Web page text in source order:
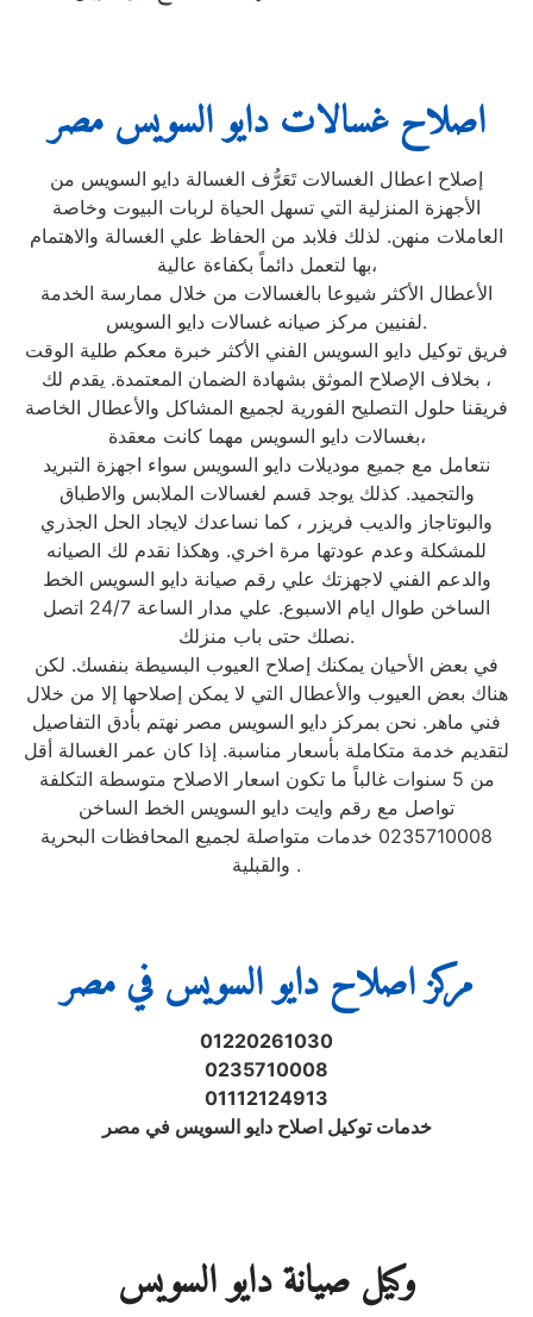
اصلاح غسالات دايو السويس مصر
إصلاح اعطال الغسالات تَعَرُّف الغسالة دايو السويس من
الأجهزة المنزلية التي تسهل الحياة لربات البيوت وخاصة
العاملات منهن. لذلك فلابد من الحفاظ علي الغسالة والاهتمام
بها لتعمل دائماً بكفاءة عالية،
الأعطال الأكثر شيوعا بالغسالات من خلال ممارسة الخدمة
لفنيين مركز صيانه غسالات دايو السويس.
فريق توكيل دايو السويس الفني الأكثر خبرة معكم طلية الوقت
، بخلاف الإصلاح الموثق بشهادة الضمان المعتمدة. يقدم لك
فريقنا حلول التصليح الفورية لجميع المشاكل والأعطال الخاصة
بغسالات دايو السويس مهما كانت معقدة،
نتعامل مع جميع موديلات دايو السويس سواء اجهزة التبريد
والتجميد. كذلك يوجد قسم لغسالات الملابس والاطباق
والبوتاجاز والديب فريزر ، كما نساعدك لايجاد الحل الجذري
للمشكلة وعدم عودتها مرة اخري. وهكذا نقدم لك الصيانه
والدعم الفني لاجهزتك علي رقم صيانة دايو السويس الخط
الساخن طوال ايام الاسبوع. علي مدار الساعة 24/7 اتصل
نصلك حتى باب منزلك.
في بعض الأحيان يمكنك إصلاح العيوب البسيطة بنفسك. لكن
هناك بعض العيوب والأعطال التي لا يمكن إصلاحها إلا من خلال
فني ماهر. نحن بمركز دايو السويس مصر نهتم بأدق التفاصيل
لتقديم خدمة متكاملة بأسعار مناسبة. إذا كان عمر الغسالة أقل
من 5 سنوات غالباً ما تكون اسعار الاصلاح متوسطة التكلفة
تواصل مع رقم وايت دايو السويس الخط الساخن
0235710008 خدمات متواصلة لجميع المحافظات البحرية
والقبلية .
مركز اصلاح دايو السويس في مصر
01220261030
0235710008
01112124913
خدمات توكيل اصلاح دايو السويس في مصر
وكيل صيانة دايو السويس